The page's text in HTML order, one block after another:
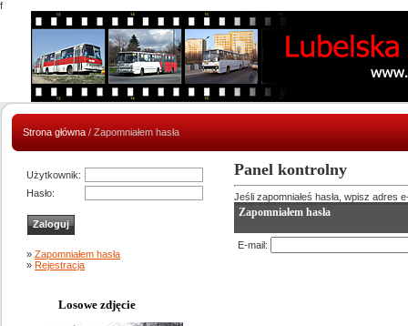
f
Strona główna / Zapomniałem hasła
Użytkownik:
Hasło:
» Zapomniałem hasła
» Rejestracja
Losowe zdjęcie
Panel kontrolny
Jeśli zapomniałeś hasła, wpisz adres
Zapomniałem hasła
E-mail: